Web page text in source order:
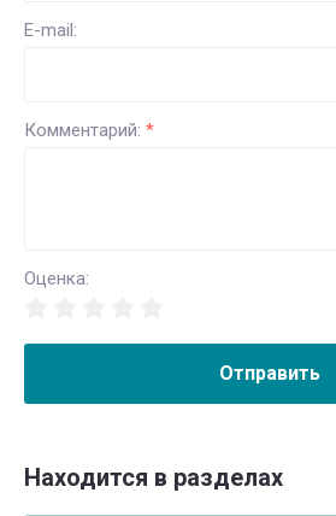
E-mail:
Комментарий: *
Оценка:
Отправить
Находится в разделах